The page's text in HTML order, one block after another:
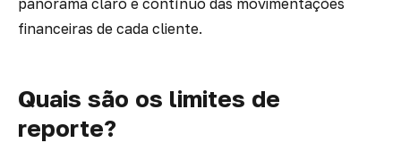
panorama claro e contínuo das movimentações
financeiras de cada cliente.
Quais são os limites de
reporte?